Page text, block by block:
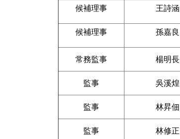
候補理事 王詩涵
候補理事 孫嘉良
常務監事 楊明長
監事 吳溪煌
監事 林昇佃
監事 林修正